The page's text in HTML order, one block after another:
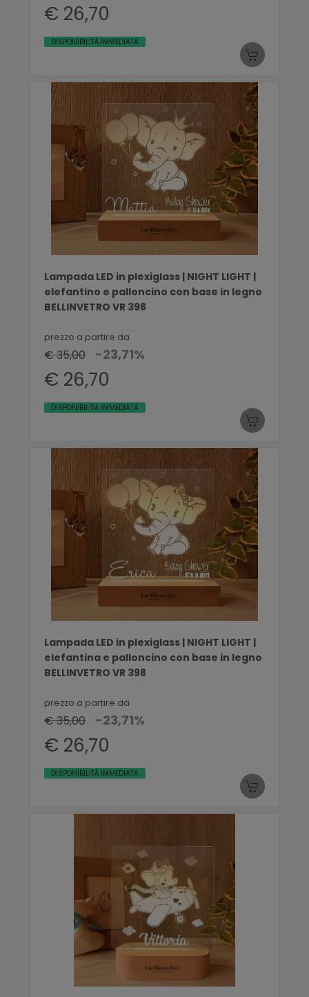
€ 26,70
DISPONIBILITÀ IMMEDIATA
Lampada LED in plexiglass | NIGHT LIGHT |
elefantino e palloncino con base in legno
BELLINVETRO VR 398
prezzo a partire da
€ 35,00 -23,71%
€ 26,70
DISPONIBILITÀ IMMEDIATA
Lampada LED in plexiglass | NIGHT LIGHT |
elefantina e palloncino con base in legno
BELLINVETRO VR 398
prezzo a partire da
€ 35,00 -23,71%
€ 26,70
DISPONIBILITÀ IMMEDIATA